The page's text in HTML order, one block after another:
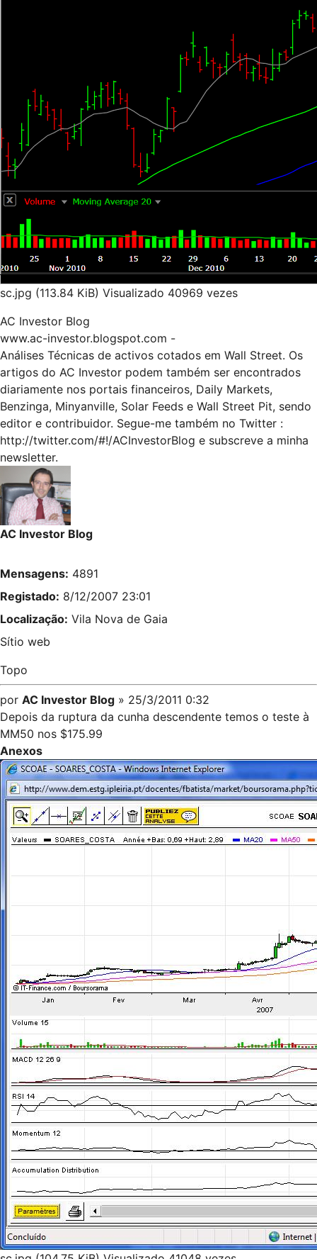
sc.jpg (113.84 KiB) Visualizado 40969 vezes
AC Investor Blog
www.ac-investor.blogspot.com -
Análises Técnicas de activos cotados em Wall Street. Os
artigos do AC Investor podem também ser encontrados
diariamente nos portais financeiros, Daily Markets,
Benzinga, Minyanville, Solar Feeds e Wall Street Pit, sendo
editor e contribuidor. Segue-me também no Twitter :
http://twitter.com/#!/ACInvestorBlog e subscreve a minha
newsletter.
AC Investor Blog
Mensagens: 4891
Registado: 8/12/2007 23:01
Localização: Vila Nova de Gaia
Sítio web
Topo
por AC Investor Blog » 25/3/2011 0:32
Depois da ruptura da cunha descendente temos o teste à
MM50 nos $175.99
Anexos